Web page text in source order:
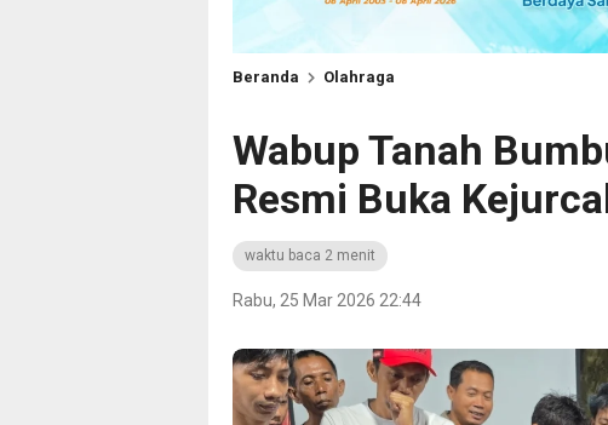
Beranda Olahraga
Wabup Tanah
Resmi Buka
waktu baca 2 menit
Rabu, 25 Mar 2026 22:44